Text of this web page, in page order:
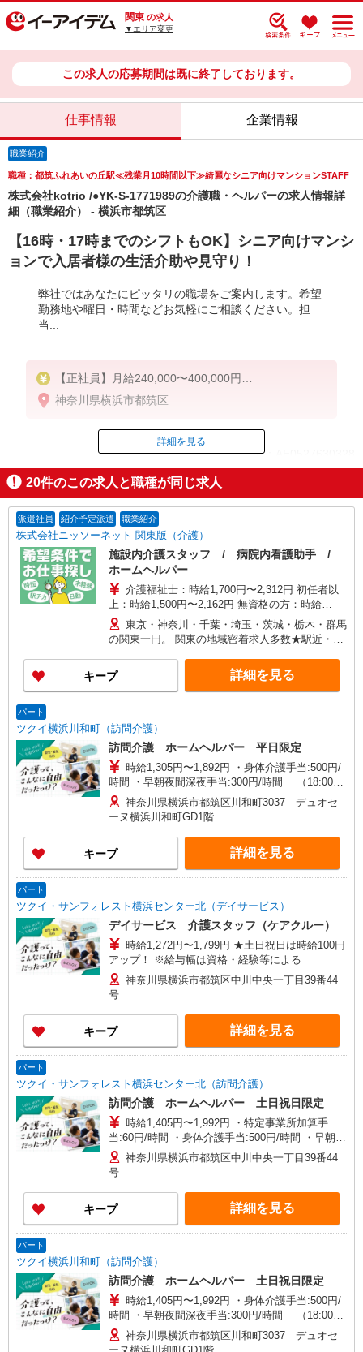
関東 の求人
▼エリア変更
この求人の応募期間は既に終了しております。
仕事情報 企業情報
職業紹介
職種：都筑ふれあいの丘駅≪残業月10時間以下≫綺麗なシニア向けマンションSTAFF
株式会社kotrio /●YK-S-1771989の介護職・ヘルパーの求人情報詳
細（職業紹介） - 横浜市都筑区
【16時・17時までのシフトもOK】シニア向けマンシ
ョンで入居者様の生活介助や見守り！
弊社ではあなたにピッタリの職場をご案内します。希望
勤務地や曜日・時間などお気軽にご相談ください。担
当...
【正社員】月給240,000〜400,000円
・基本給：200,000円〜220,000円
・資格手当：10,000〜30,000円
・処遇改善手当：20,000〜60,000円（勤続年数、保
有資格により変動）
・固定残業手当：20,000円（10時間）
※固定残業時間を超過する場合には超過勤務手当と
して別途支給
・夜勤手当：10,000円/1回（上記給与とは別に支給
）
下記資格をお持ちの方歓迎
・認知症介護基礎研修
・初任者研修
・実務者研修
・介護福祉士 など
神奈川県横浜市都筑区
ID：AE0527630328
掲載期間終了
詳細を見る
20件のこの求人と職種が同じ求人
派遣社員 紹介予定派遣 職業紹介
株式会社ニッソーネット 関東版（介護）
施設内介護スタッフ / 病院内看護助手 /
ホームヘルパー
介護福祉士：時給1,700円〜2,312円 初任者以
上：時給1,500円〜2,162円 無資格の方：時給
1,350円〜1,925円 ※給与幅は勤務先による +交通
費、諸手当（勤務先による） +0円で介護資格が取
れる （別途規定） ★給与日払い制度あり！
東京・神奈川・千葉・埼玉・茨城・栃木・群馬
の関東一円。 関東の地域密着求人多数★駅近・家
キープ 詳細を見る
パート
ツクイ横浜川和町（訪問介護）
訪問介護 ホームヘルパー 平日限定
時給1,305円〜1,892円 ・身体介護手当:500円/
時間 ・早朝夜間深夜手当:300円/時間 （18:00〜
翌07:59の時間帯） ・ICT手当:2,000円/月 ・深夜
割増は別途支給 ・ケア→ケアの移動時間も賃金
（時給）を支給 ※給与幅は資格・経験等による
神奈川県横浜市都筑区川和町3037 デュオセ
ーヌ横浜川和町GD1階
キープ 詳細を見る
パート
ツクイ・サンフォレスト横浜センター北（デイサービス）
デイサービス 介護スタッフ（ケアクルー）
時給1,272円〜1,799円 ★土日祝日は時給100円
アップ！ ※給与幅は資格・経験等による
神奈川県横浜市都筑区中川中央一丁目39番44
号
キープ 詳細を見る
パート
ツクイ・サンフォレスト横浜センター北（訪問介護）
訪問介護 ホームヘルパー 土日祝日限定
時給1,405円〜1,992円 ・特定事業所加算手
当:60円/時間 ・身体介護手当:500円/時間 ・早朝夜
間深夜手当:300円/時間 （18:00〜翌07:59の時間
帯） ・ICT手当:2,000円/月 ・深夜割増は別途支給
・ケア→ケアの移動時間も賃金（時給）を支給 ・
土日祝日手当:100円/時間含む ※給与幅は資格・経
験等による
神奈川県横浜市都筑区中川中央一丁目39番44
号
キープ 詳細を見る
パート
ツクイ横浜川和町（訪問介護）
訪問介護 ホームヘルパー 土日祝日限定
時給1,405円〜1,992円 ・身体介護手当:500円/
時間 ・早朝夜間深夜手当:300円/時間 （18:00〜
翌07:59の時間帯） ・ICT手当:2,000円/月 ・深夜
割増は別途支給 ・ケア→ケアの移動時間も賃金
神奈川県横浜市都筑区川和町3037 デュオセ